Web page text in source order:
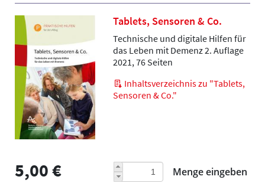
Tablets, Sensoren & Co.
Technische und digitale Hilfen für
das Leben mit Demenz 2. Auflage
2021, 76 Seiten
Inhaltsverzeichnis zu "Tablets,
Sensoren & Co."
5,00 € Menge eingeben